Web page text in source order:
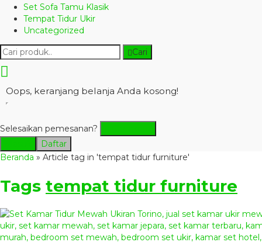
Set Sofa Tamu Klasik
Tempat Tidur Ukir
Uncategorized
Cari
Oops, keranjang belanja Anda kosong!
Selesaikan pemesanan?
Daftar
Beranda » Article tag in 'tempat tidur furniture'
Tags tempat tidur furniture